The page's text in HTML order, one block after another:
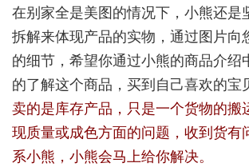
在别家全是美图的情况下，小熊还是
拆解来体现产品的实物，通过图片向
的细节，希望你通过小熊的商品介绍
的了解这个商品，买到自己喜欢的宝
卖的是库存产品，只是一个货物的搬
现质量或成色方面的问题，收到货有
系小熊，小熊会马上给你解决。